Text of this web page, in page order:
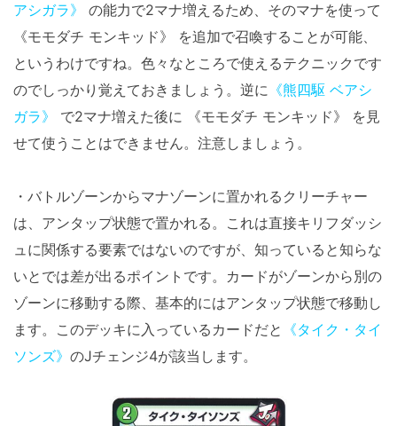
アシガラ》
の能力で2マナ増えるため、そのマナを使って
《モモダチ モンキッド》 を追加で召喚することが可能、
というわけですね。色々なところで使えるテクニックです
のでしっかり覚えておきましょう。逆に 《熊四駆 ベアシ
ガラ》
で2マナ増えた後に 《モモダチ モンキッド》 を見
せて使うことはできません。注意しましょう。
・バトルゾーンからマナゾーンに置かれるクリーチャー
は、アンタップ状態で置かれる。これは直接キリフダッシ
ュに関係する要素ではないのですが、知っていると知らな
いとでは差が出るポイントです。カードがゾーンから別の
ゾーンに移動する際、基本的にはアンタップ状態で移動し
ます。このデッキに入っているカードだと 《タイク・タイ
ソンズ》 のJチェンジ4が該当します。